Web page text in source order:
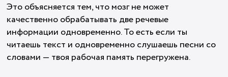
Это объясняется тем, что мозг не может
качественно обрабатывать две речевые
информации одновременно. То есть если ты
читаешь текст и одновременно слушаешь песни со
словами — твоя рабочая память перегружена.